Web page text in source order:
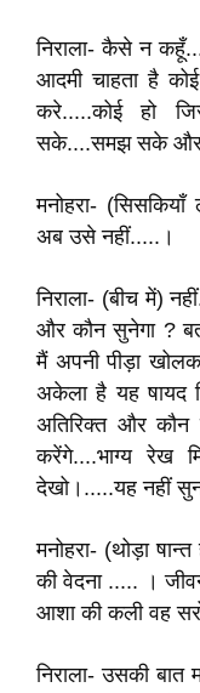
निराला- कैसे न
आदमी चाहता है
करे.....कोई हो
सके....समझ सके
मनोहरा-
अब उसे नहीं.....।
निराला- (बीच में)
और कौन सुनेगा ?
मैं अपनी पीड़ा
अकेला है यह षायद
अतिरिक्त और कौन
करेंगे....भाग्य रेख
देखो।.....यह नहीं
मनोहरा- (थोड़ा
की वेदना ..... ।
आशा की कली वह
निराला- उसकी बात